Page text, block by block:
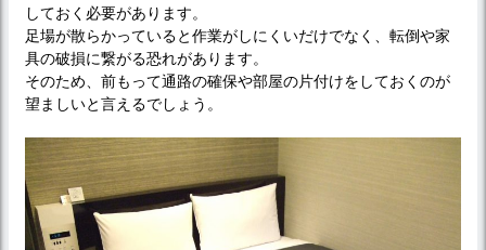
しておく必要があります。
足場が散らかっていると作業がしにくいだけでなく、転倒や家
具の破損に繋がる恐れがあります。
そのため、前もって通路の確保や部屋の片付けをしておくのが
望ましいと言えるでしょう。